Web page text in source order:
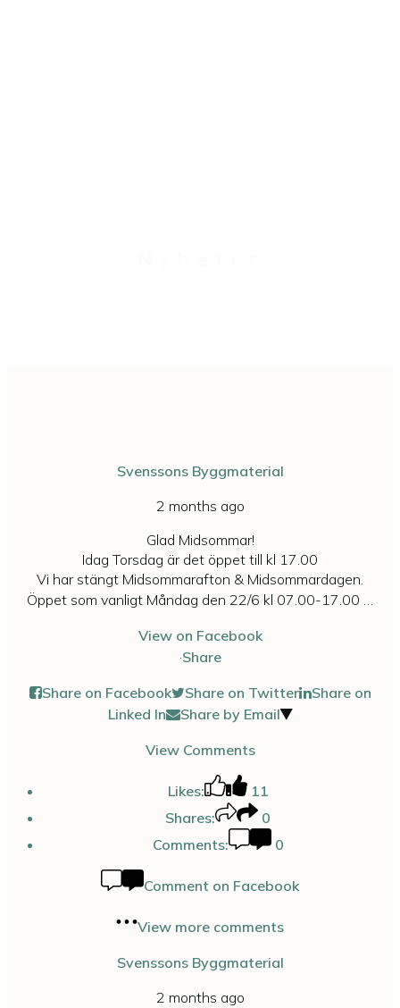
Svenssons Byggmaterial
2 months ago
Glad Midsommar!
Idag Torsdag är det öppet till kl 17.00
Vi har stängt Midsommarafton & Midsommardagen.
Öppet som vanligt Måndag den 22/6 kl 07.00-17.00 …
View on Facebook
·Share
Share on Facebook
Share on Twitter
Share on
Linked In
Share by Email
View Comments
Likes:
11
Shares:
0
Comments:
0
Comment on Facebook
View more comments
Svenssons Byggmaterial
2 months ago